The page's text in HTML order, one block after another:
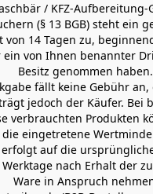
/ KFZ-Aufbereitung-
(§ 13 BGB) steht ein
14 Tagen zu,
ein von Ihnen benannter
Besitz genommen haben.
fällt keine Gebühr
jedoch der Käufer. Bei
verbrauchten Produkten
eingetretene
auf die
nach Erhalt der
Ware in Anspruch